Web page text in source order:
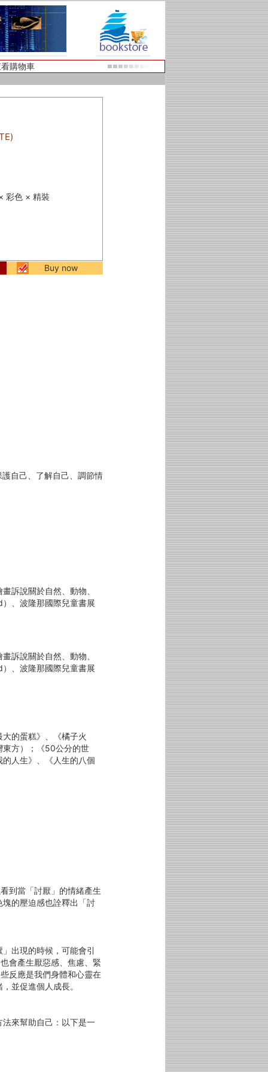
購物車
彩色 × 精裝
Buy now
自己、了解自己、調節情
訴說關於自然、動物、
、波隆那國際兒童書展
訴說關於自然、動物、
、波隆那國際兒童書展
的蛋糕》、《橘子火
東方）；《50公分的世
人生》、《人生的八個
到當「討厭」的情緒產生
的壓迫感也詮釋出「討
出現的時候，可能會引
會產生厭惡感、焦慮、緊
反應是我們身體和心靈在
並促進個人成長。
來幫助自己：以下是一